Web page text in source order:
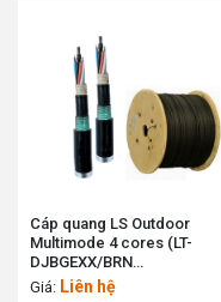
Cáp quang LS Outdoor
Multimode 4 cores (LT-
DJBGEXX/BRN
MG4XXX(06T2.00)) LS cable
Giá: Liên hệ